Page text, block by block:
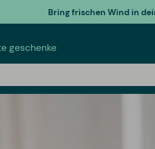
Bring frischen Wind in
geschenke